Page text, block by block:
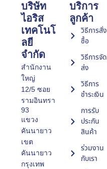
บริษัท
ไอริส
เทคโนโ
ลยี
จำกัด
สำนักงาน
ใหญ่
12/5 ซอย
รามอินทรา
93
แขวง
คันนายาว
เขต
คันนายาว
กรุงเทพ
บริการ
ลูกค้า
วิธีการสั่ง
ซื้อ
วิธีการจัด
ส่ง
วิธีการ
ชำระเงิน
การรับ
ประกัน
สินค้า
ร่วมงาน
กับเรา